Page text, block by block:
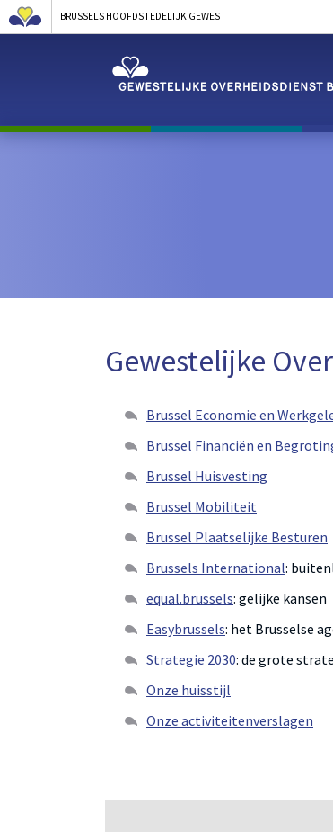
BRUSSELS HOOFDSTEDELIJK GEWEST
Gewestelijke
Brussel Economie en
Brussel Financiën en
Brussel Huisvesting
Brussel Mobiliteit
Brussel Plaatselijke Besturen
Brussels International:
equal.brussels: gelijke kansen
Easybrussels: het Brusselse
Strategie 2030: de grote
Onze huisstijl
Onze activiteitenverslagen